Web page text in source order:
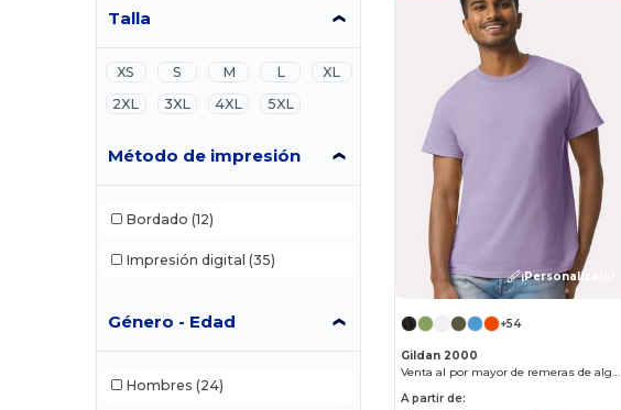
Talla
XS S M L
XL
2XL
3XL 4XL 5XL
Método de impresión
Bordado (12)
Impresión digital (35)
Género - Edad
Hombres (24)
¡Personalízalo!
+54
Gildan 2000
Venta al por mayor de remeras de algodón
A partir de: